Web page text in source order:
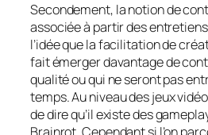
Secondement, la notion de
associée à partir des entretiens
l’idée que la facilitation de
fait émerger davantage de
qualité ou qui ne seront pas
temps. Au niveau des jeux
de dire qu’il existe des